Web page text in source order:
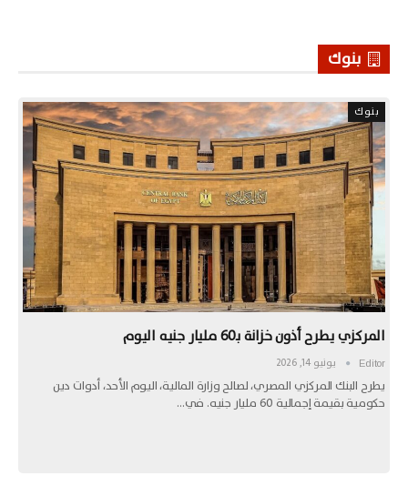
بنوك
بنوك
المركزي يطرح أذون خزانة بـ60 مليار جنيه اليوم
Editor يونيو 14, 2026
يطرح البنك المركزي المصري، لصالح وزارة المالية، اليوم الأحد، أدوات دين
حكومية بقيمة إجمالية 60 مليار جنيه. في…